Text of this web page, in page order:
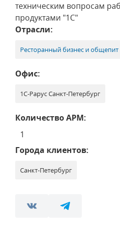
техническим вопросам
продуктами "1С"
Отрасли:
Ресторанный бизнес и общепит
Офис:
1С-Рарус Санкт-Петербург
Количество АРМ:
1
Города клиентов:
Санкт-Петербург